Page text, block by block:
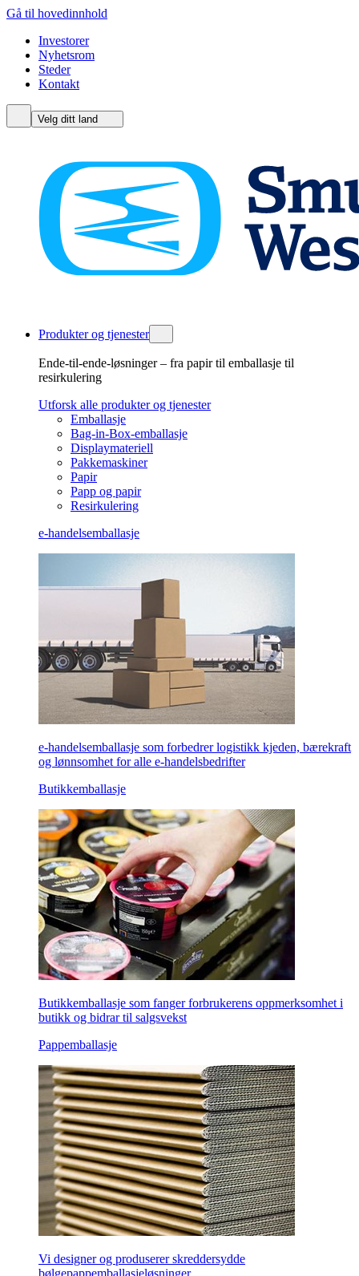
Gå til hovedinnhold
Investorer
Nyhetsrom
Steder
Kontakt
Velg ditt land
Produkter og tjenester
Ende-til-ende-løsninger – fra papir til emballasje til
resirkulering
Utforsk alle produkter og tjenester
Emballasje
Bag-in-Box-emballasje
Displaymateriell
Pakkemaskiner
Papir
Papp og papir
Resirkulering
e-handelsemballasje
e-handelsemballasje som forbedrer logistikk kjeden, bærekraft
og lønnsomhet for alle e-handelsbedrifter
Butikkemballasje
Butikkemballasje som fanger forbrukerens oppmerksomhet i
butikk og bidrar til salgsvekst
Pappemballasje
Vi designer og produserer skreddersydde
bølgepappemballasjeløsninger